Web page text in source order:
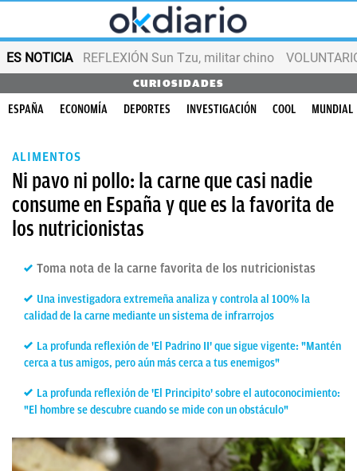
ES NOTICIA REFLEXIÓN Sun Tzu, militar chino
CURIOSIDADES
ESPAÑA ECONOMÍA DEPORTES INVESTIGACIÓN COOL MUNDIAL
ALIMENTOS
Ni pavo ni pollo: la carne que casi nadie
consume en España y que es la favorita de
los nutricionistas
Toma nota de la carne favorita de los nutricionistas
Una investigadora extremeña analiza y controla al 100% la
calidad de la carne mediante un sistema de infrarrojos
La profunda reflexión de 'El Padrino II' que sigue vigente: "Mantén
cerca a tus amigos, pero aún más cerca a tus enemigos"
La profunda reflexión de 'El Principito' sobre el autoconocimiento:
"El hombre se descubre cuando se mide con un obstáculo"